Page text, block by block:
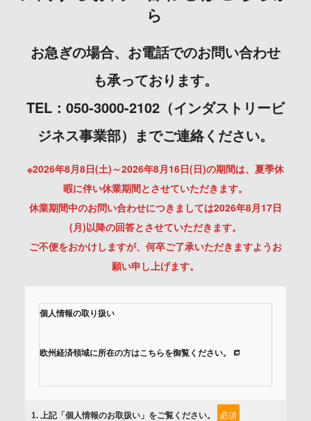
ら
お急ぎの場合、お電話でのお問い合わせ
も承っております。
TEL：050-3000-2102（インダストリービ
ジネス事業部）までご連絡ください。
※2026年8月8日(土)～2026年8月16日(日)の期間は、夏季休
暇に伴い休業期間とさせていただきます。
休業期間中のお問い合わせにつきましては2026年8月17日
(月)以降の回答とさせていただきます。
ご不便をおかけしますが、何卒ご了承いただきますようお
願い申し上げます。
個人情報の取り扱い
欧州経済領域に所在の方はこちらを御覧ください。
組みを行っています。
1. 上記「個人情報のお取扱い」をご覧ください。 必須